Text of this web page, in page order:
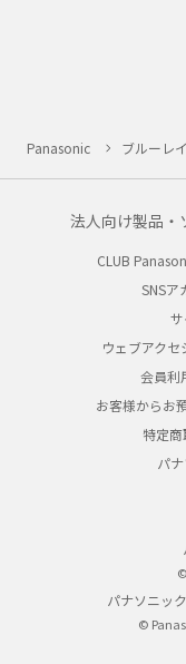
Panasonic ブルーレ
法人向け製品・
CLUB
SNSア
ウェブアク
会員利
お客様からお
特定
パ
パナソニッ
©